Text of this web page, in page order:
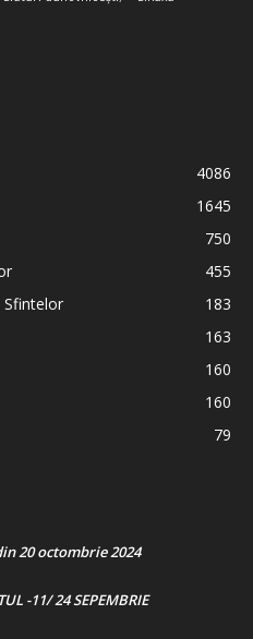
4086
1645
750
455
Sfintelor
183
163
160
160
79
20 octombrie 2024
-11/ 24 SEPEMBRIE